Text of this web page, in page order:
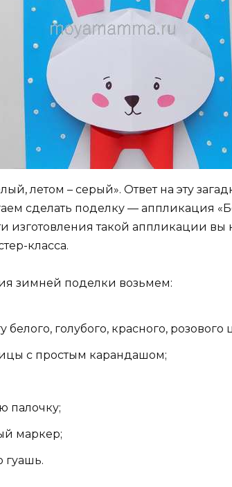
летом – серый». Ответ на эту
сделать поделку — аппликация
изготовления такой аппликации
класса.
зимней поделки возьмем:
белого, голубого, красного, розового
с простым карандашом;
палочку;
маркер;
гуашь.